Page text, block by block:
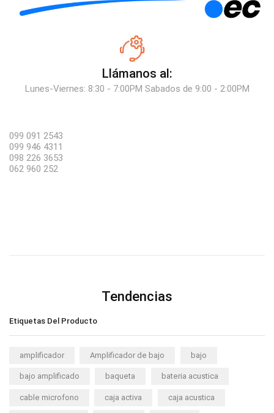
Llámanos al:
Lunes-Viernes: 8:30 - 7:00PM Sabados de 9:00 - 2:00PM
099 091 2543
099 946 4311
098 226 3653
062 960 252
Tendencias
Etiquetas Del Producto
amplificador Amplificador de bajo bajo
bajo amplificado baqueta bateria acustica
cable microfono caja activa caja acustica